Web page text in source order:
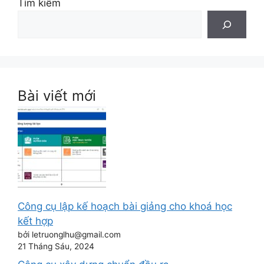
Tìm kiếm
Bài viết mới
Công cụ lập kế hoạch bài giảng cho khoá học
kết hợp
bởi letruonglhu@gmail.com
21 Tháng Sáu, 2024